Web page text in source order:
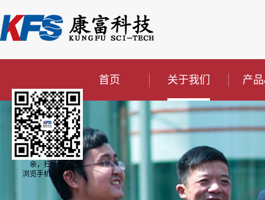
首页 关于我们 产
亲，扫一扫
浏览手机云网站